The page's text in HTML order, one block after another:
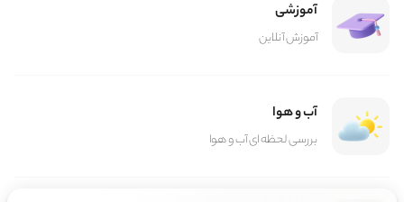
آموزشی
آموزش آنلاین
آب و هوا
بررسی لحظه ای آب و هوا